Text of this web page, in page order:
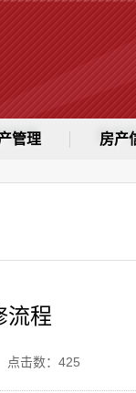
管理 房产
流程
点击数： 425